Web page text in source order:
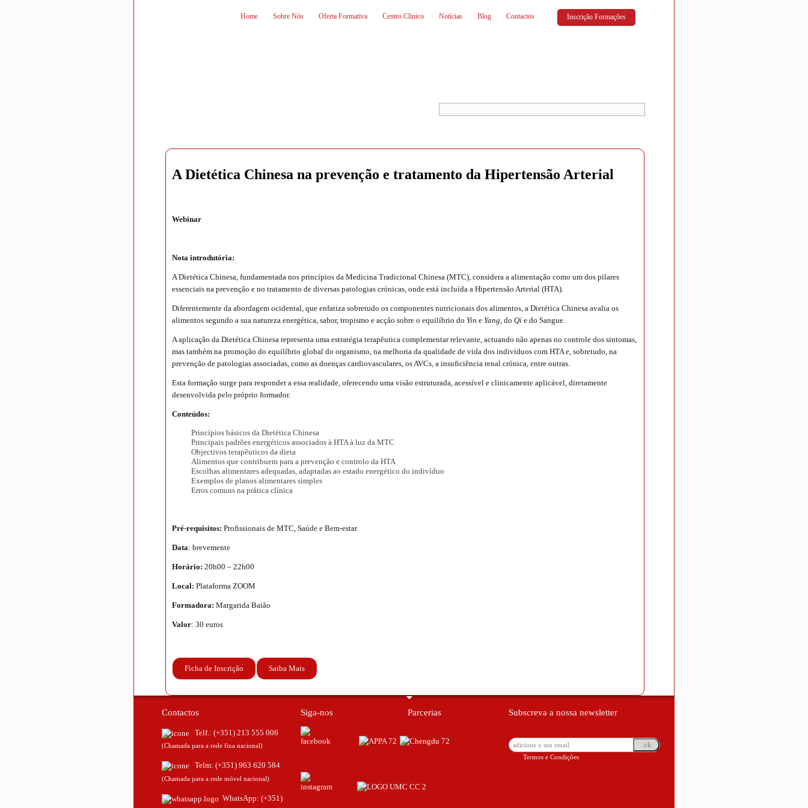
Home Sobre Nós Oferta Formativa Centro Clínico Notícias Blog Contactos Inscrição Formações
A Dietética Chinesa na prevenção e tratamento da Hipertensão Arterial
Webinar
Nota introdutória:
A Dietética Chinesa, fundamentada nos princípios da Medicina Tradicional Chinesa (MTC), considera a alimentação como um dos pilares
essenciais na prevenção e no tratamento de diversas patologias crónicas, onde está incluída a Hipertensão Arterial (HTA).
Diferentemente da abordagem ocidental, que enfatiza sobretudo os componentes nutricionais dos alimentos, a Dietética Chinesa avalia os
alimentos segundo a sua natureza energética, sabor, tropismo e acção sobre o equilíbrio do Yin e Yang, do Qi e do Sangue.
A aplicação da Dietética Chinesa representa uma estratégia terapêutica complementar relevante, actuando não apenas no controle dos sintomas,
mas também na promoção do equilíbrio global do organismo, na melhoria da qualidade de vida dos indivíduos com HTA e, sobretudo, na
prevenção de patologias associadas, como as doenças cardiovasculares, os AVCs, a insuficiência renal crónica, entre outras.
Esta formação surge para responder a essa realidade, oferecendo uma visão estruturada, acessível e clinicamente aplicável, diretamente
desenvolvida pelo próprio formador.
Conteúdos:
Princípios básicos da Dietética Chinesa
Principais padrões energéticos associados à HTA à luz da MTC
Objectivos terapêuticos da dieta
Alimentos que contribuem para a prevenção e controlo da HTA
Escolhas alimentares adequadas, adaptadas ao estado energético do indivíduo
Exemplos de planos alimentares simples
Erros comuns na prática clínica
Pré-requisitos: Profissionais de MTC, Saúde e Bem-estar
Data: brevemente
Horário: 20h00 – 22h00
Local: Plataforma ZOOM
Formadora: Margarida Baião
Valor: 30 euros
Ficha de Inscrição Saiba Mais
Contactos
Telf.: (+351) 213 555 006
(Chamada para a rede fixa nacional)
Telm: (+351) 963 620 584
(Chamada para a rede móvel nacional)
WhatsApp: (+351)
Siga-nos Parcerias Subscreva a nossa newsletter
Termos e Condições